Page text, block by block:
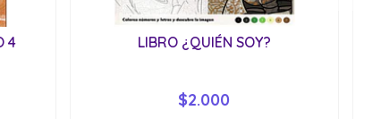
4 LIBRO ¿QUIÉN SOY?
$2.000